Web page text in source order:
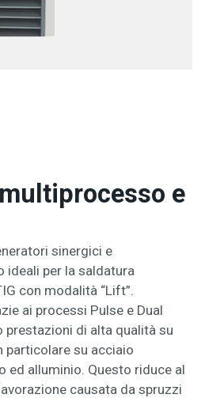
e
sinergici e
ideali per la saldatura
con modalità “Lift”.
ai processi Pulse e Dual
prestazioni di alta qualità su
particolare su acciaio
ed alluminio. Questo riduce al
causata da spruzzi